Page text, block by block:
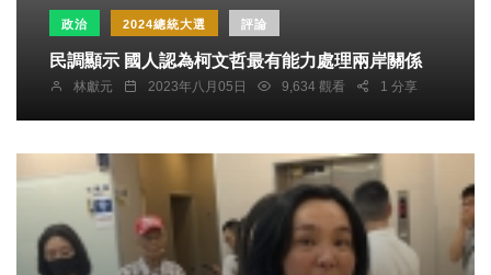
政治 2024總統大選 評論
民調顯示 國人認為柯文哲最有能力處理兩岸關係
林獻元 2023年八月05日 9,634 觀看 1 分享